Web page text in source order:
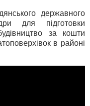
державного
для підготовки
за кошти
в районі